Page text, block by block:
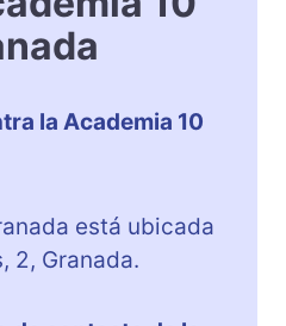
la Academia 10
está ubicada
2, Granada.